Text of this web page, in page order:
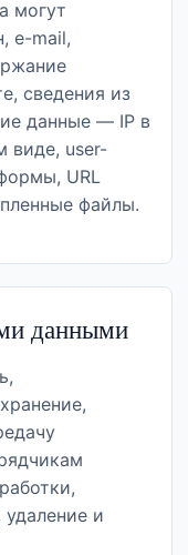
могут
e-mail,
сведения из
данные — IP в
виде, user-
URL
файлы.
данными
и